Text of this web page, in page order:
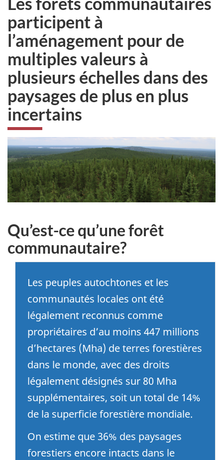
participent à
l’aménagement pour de
multiples valeurs à
plusieurs échelles dans des
paysages de plus en plus
incertains
Qu’est-ce qu’une forêt
communautaire?
Les peuples autochtones et les
communautés locales ont été
légalement reconnus comme
propriétaires d’au moins 447 millions
d’hectares (Mha) de terres forestières
dans le monde, avec des droits
légalement désignés sur 80 Mha
supplémentaires, soit un total de 14%
de la superficie forestière mondiale.
On estime que 36% des paysages
forestiers encore intacts dans le